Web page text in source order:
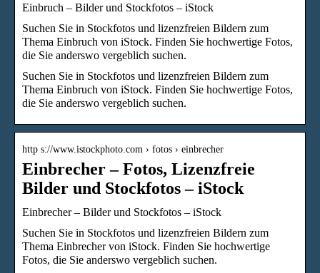
Einbruch – Bilder und Stockfotos – iStock
Suchen Sie in Stockfotos und lizenzfreien Bildern zum
Thema Einbruch von iStock. Finden Sie hochwertige Fotos,
die Sie anderswo vergeblich suchen.
Suchen Sie in Stockfotos und lizenzfreien Bildern zum
Thema Einbruch von iStock. Finden Sie hochwertige Fotos,
die Sie anderswo vergeblich suchen.
http s://www.istockphoto.com › fotos › einbrecher
Einbrecher – Fotos, Lizenzfreie
Bilder und Stockfotos – iStock
Einbrecher – Bilder und Stockfotos – iStock
Suchen Sie in Stockfotos und lizenzfreien Bildern zum
Thema Einbrecher von iStock. Finden Sie hochwertige
Fotos, die Sie anderswo vergeblich suchen.